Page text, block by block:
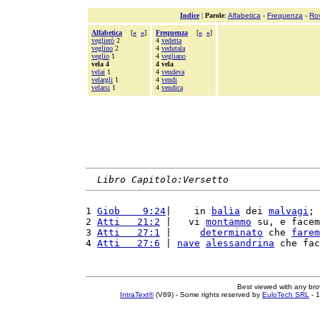
Indice| Parole: Alfabetica - Frequenza -
Alfabetica [« »]
veglierò 2
veglino 2
veglio 1
vela 4
velai 1
velargli 1
velarsi 1
Frequenza [« »]
4 vedetta
4 vedutala
4 vegliano
4 vela
4 vendeva
4 vendi
4 vendica
Libro Capitolo:Versetto
1 Giob    9:24 |    in balìa dei malvagi ;
2 Atti   21:2 |   vi montammo su, e
3 Atti   27:1 determinato che
4 Atti   27:6 nave alessandrina che
Best viewed with any
IntraText®(V89) - Some rights reserved by EuloTech SRL -